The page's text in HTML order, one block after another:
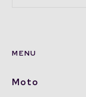
MENU
Moto